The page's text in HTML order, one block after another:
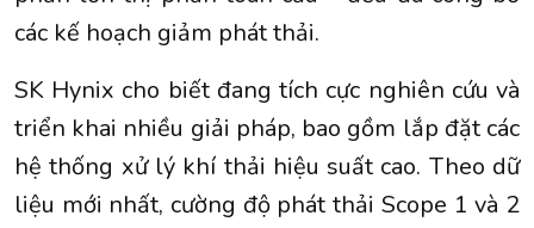
các kế hoạch giảm phát thải.
SK Hynix cho biết đang tích cực nghiên cứu và
triển khai nhiều giải pháp, bao gồm lắp đặt các
hệ thống xử lý khí thải hiệu suất cao. Theo dữ
liệu mới nhất, cường độ phát thải Scope 1 và 2